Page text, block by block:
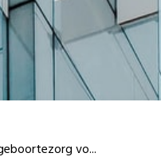
vo...